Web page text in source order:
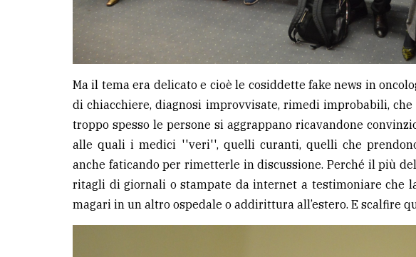
Ma il tema era delicato e cioè le cosiddette fake news in
di chiacchiere, diagnosi improvvisate, rimedi improbabili,
troppo spesso le persone si aggrappano ricavandone
alle quali i medici ''veri'', quelli curanti, quelli che
anche faticando per rimetterle in discussione. Perché il più
ritagli di giornali o stampate da internet a testimoniare che
magari in un altro ospedale o addirittura all’estero. E scalfire